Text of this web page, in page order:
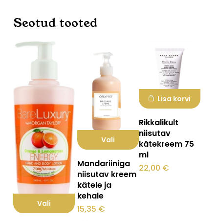
Seotud tooted
Vali
Vali
tootel
on
mitu
varianti.
Mandariiniga
niisutav kreem
kätele ja
kehale
15,35 €
Lisa korvi
Rikkalikult
niisutav
kätekreem 75
ml
22,00 €